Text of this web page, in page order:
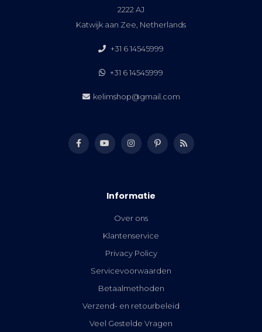
2222 AJ
Katwijk aan Zee, Netherlands
+31 6 14545999
+31 6 14545999
kelimshop@gmail.com
Informatie
Over ons
Klantenservice
Privacy Policy
Servicevoorwaarden
Betaalmethoden
Verzend- en retourbeleid
Veel Gestelde Vragen